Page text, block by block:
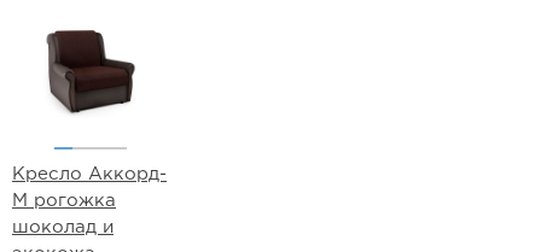
Кресло Аккорд-
М рогожка
шоколад и